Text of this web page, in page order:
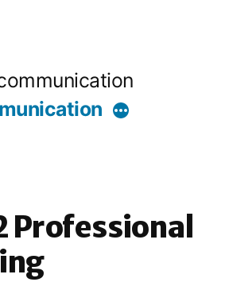
Mehr
Professional